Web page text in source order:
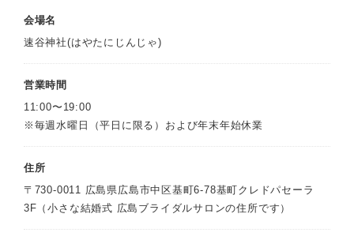
会場名
速谷神社(はやたにじんじゃ)
営業時間
11:00〜19:00
※毎週水曜日（平日に限る）および年末年始休業
住所
〒730-0011 広島県広島市中区基町6-78基町クレドパセーラ
3F（小さな結婚式 広島ブライダルサロンの住所です）